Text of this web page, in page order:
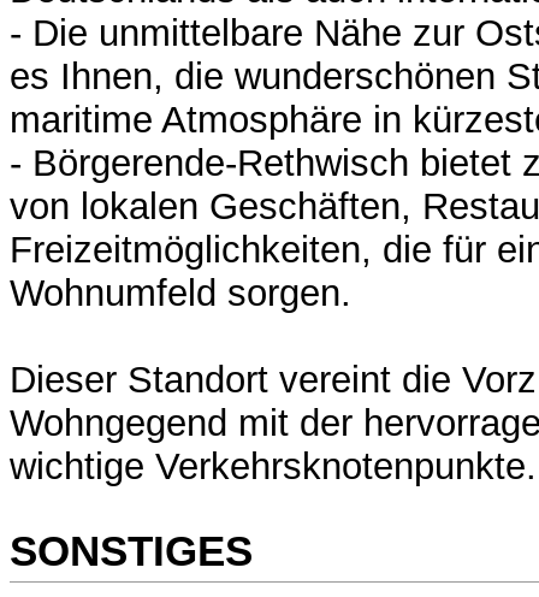
- Die unmittelbare Nähe zur
es Ihnen, die wunderschönen
maritime Atmosphäre in
- Börgerende-Rethwisch bietet
von lokalen Geschäften,
Freizeitmöglichkeiten, die für
Wohnumfeld sorgen.
Dieser Standort vereint die
Wohngegend mit der
wichtige Verkehrsknotenpunkte.
SONSTIGES